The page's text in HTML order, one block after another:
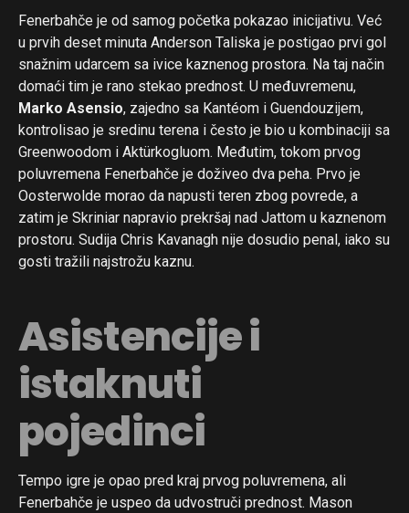
Fenerbahče je od samog početka pokazao inicijativu. Već
u prvih deset minuta Anderson Taliska je postigao prvi gol
snažnim udarcem sa ivice kaznenog prostora. Na taj način
domaći tim je rano stekao prednost. U međuvremenu,
Marko Asensio, zajedno sa Kantéom i Guendouzijem,
kontrolisao je sredinu terena i često je bio u kombinaciji sa
Greenwoodom i Aktürkogluom. Međutim, tokom prvog
poluvremena Fenerbahče je doživeo dva peha. Prvo je
Oosterwolde morao da napusti teren zbog povrede, a
zatim je Skriniar napravio prekršaj nad Jattom u kaznenom
prostoru. Sudija Chris Kavanagh nije dosudio penal, iako su
gosti tražili najstrožu kaznu.
Asistencije i
istaknuti
pojedinci
Tempo igre je opao pred kraj prvog poluvremena, ali
Fenerbahče je uspeo da udvostruči prednost. Mason